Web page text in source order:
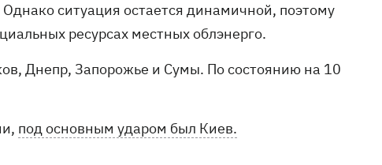
ситуация остается динамичной, поэтому
ресурсах местных облэнерго.
Днепр, Запорожье и Сумы. По состоянию на 10
под основным ударом был Киев.